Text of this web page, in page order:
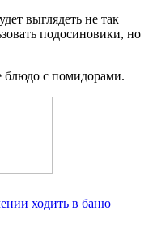
выглядеть не так
подосиновики, но
блюдо с помидорами.
ходить в баню